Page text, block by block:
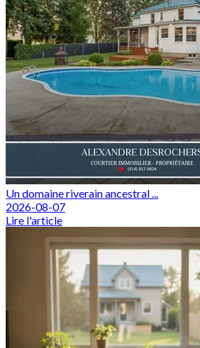
Un domaine riverain ancestral ...
2026-08-07
Lire l'article